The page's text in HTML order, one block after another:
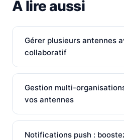
À lire aussi
Gérer plusieurs antennes
collaboratif
Gestion multi-
vos antennes
Notifications push :